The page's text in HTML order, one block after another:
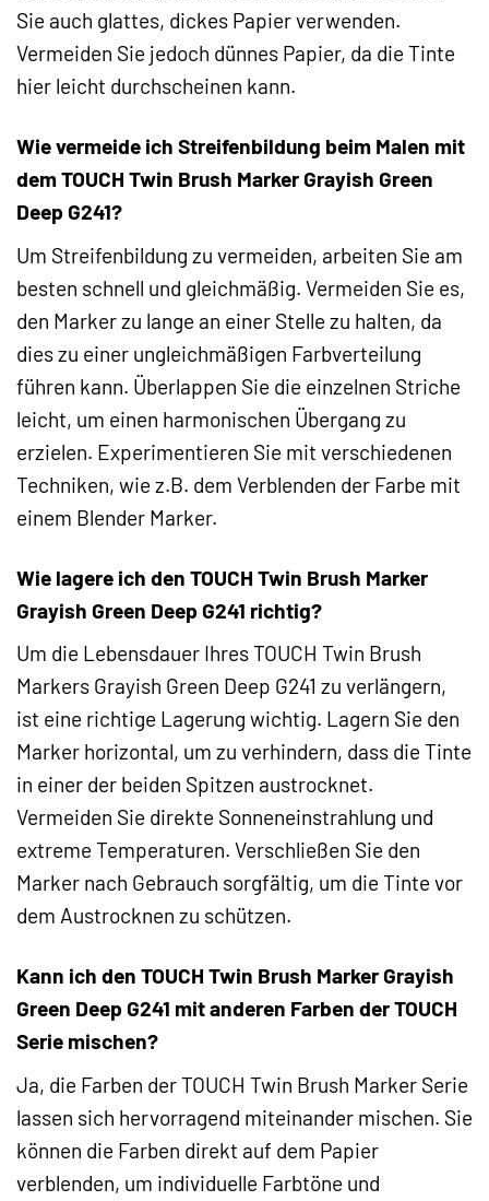
Sie auch glattes, dickes Papier verwenden.
Vermeiden Sie jedoch dünnes Papier, da die Tinte
hier leicht durchscheinen kann.
Wie vermeide ich Streifenbildung beim Malen mit
dem TOUCH Twin Brush Marker Grayish Green
Deep G241?
Um Streifenbildung zu vermeiden, arbeiten Sie am
besten schnell und gleichmäßig. Vermeiden Sie es,
den Marker zu lange an einer Stelle zu halten, da
dies zu einer ungleichmäßigen Farbverteilung
führen kann. Überlappen Sie die einzelnen Striche
leicht, um einen harmonischen Übergang zu
erzielen. Experimentieren Sie mit verschiedenen
Techniken, wie z.B. dem Verblenden der Farbe mit
einem Blender Marker.
Wie lagere ich den TOUCH Twin Brush Marker
Grayish Green Deep G241 richtig?
Um die Lebensdauer Ihres TOUCH Twin Brush
Markers Grayish Green Deep G241 zu verlängern,
ist eine richtige Lagerung wichtig. Lagern Sie den
Marker horizontal, um zu verhindern, dass die Tinte
in einer der beiden Spitzen austrocknet.
Vermeiden Sie direkte Sonneneinstrahlung und
extreme Temperaturen. Verschließen Sie den
Marker nach Gebrauch sorgfältig, um die Tinte vor
dem Austrocknen zu schützen.
Kann ich den TOUCH Twin Brush Marker Grayish
Green Deep G241 mit anderen Farben der TOUCH
Serie mischen?
Ja, die Farben der TOUCH Twin Brush Marker Serie
lassen sich hervorragend miteinander mischen. Sie
können die Farben direkt auf dem Papier
verblenden, um individuelle Farbtöne und